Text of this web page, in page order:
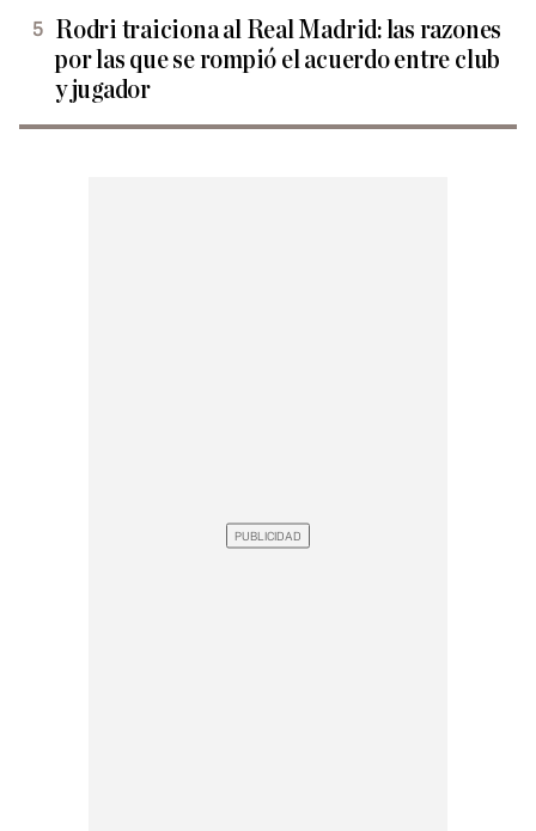
Rodri traiciona al Real Madrid: las razones
por las que se rompió el acuerdo entre club
y jugador